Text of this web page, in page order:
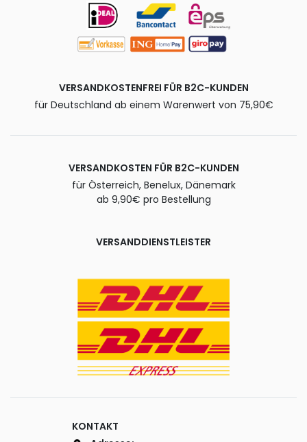
VERSANDKOSTENFREI FÜR B2C-KUNDEN
für Deutschland ab einem Warenwert von 75,90€
VERSANDKOSTEN FÜR B2C-KUNDEN
für Österreich, Benelux, Dänemark
ab 9,90€ pro Bestellung
VERSANDDIENSTLEISTER
KONTAKT